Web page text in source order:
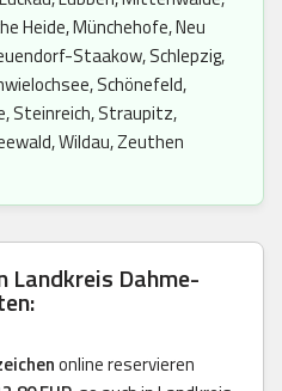
Heide, Münchehofe, Neu
Staakow, Schlepzig,
Schönefeld,
Steinreich, Straupitz,
Wildau, Zeuthen
Landkreis Dahme-
online reservieren